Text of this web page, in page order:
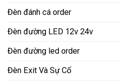
Đèn đánh cá order
Đèn đường LED 12v 24v
Đèn đường led order
Đèn Exit Và Sự Cố